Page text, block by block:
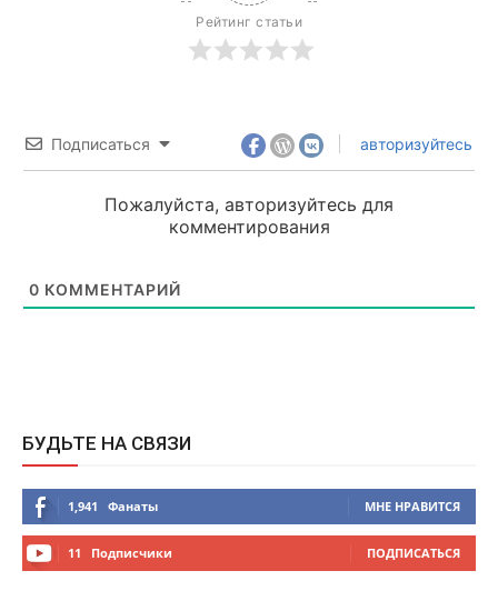
Рейтинг статьи
Подписаться авторизуйтесь
Пожалуйста, авторизуйтесь для
комментирования
0 КОММЕНТАРИЙ
БУДЬТЕ НА СВЯЗИ
1,941 Фанаты МНЕ НРАВИТСЯ
11 Подписчики ПОДПИСАТЬСЯ